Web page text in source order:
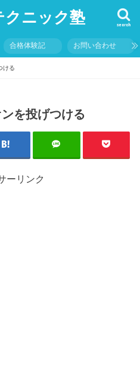
クニック塾 search
合格体験記 お問い合わせ
ける
を投げつける
ーリンク